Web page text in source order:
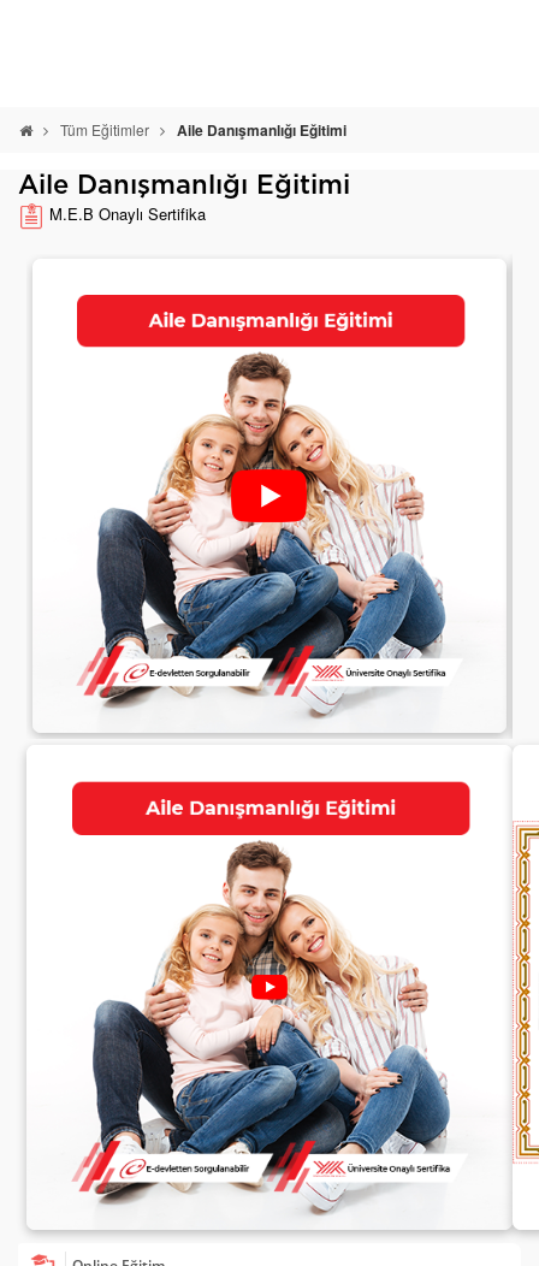
Tüm Eğitimler Aile Danışmanlığı Eğitimi
Aile Danışmanlığı Eğitimi
M.E.B Onaylı Sertifika